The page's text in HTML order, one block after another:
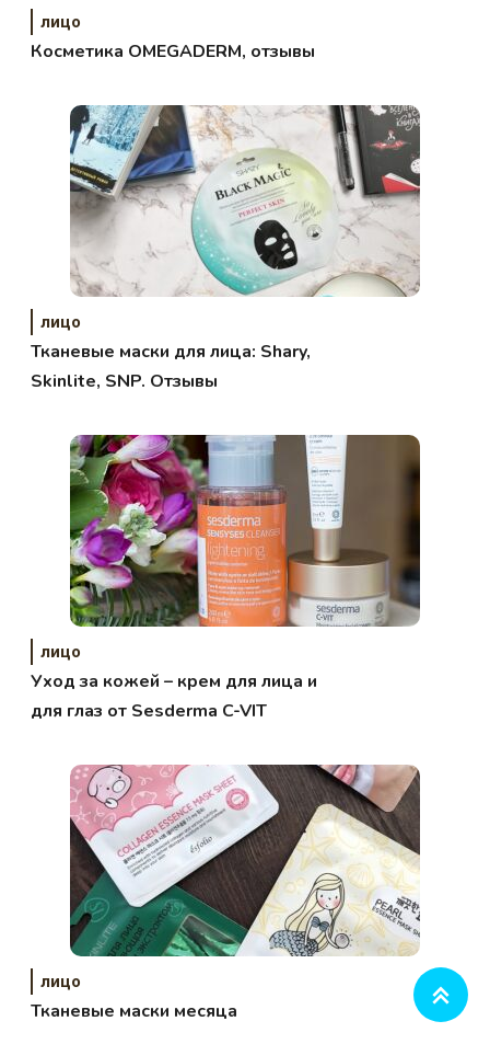
лицо
Косметика OMEGADERM, отзывы
лицо
Тканевые маски для лица: Shary,
Skinlite, SNP. Отзывы
лицо
Уход за кожей – крем для лица и
для глаз от Sesderma C-VIT
лицо
Тканевые маски месяца